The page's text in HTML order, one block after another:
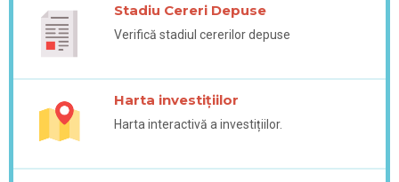
Stadiu Cereri Depuse
Verifică stadiul cererilor depuse
Harta investițiilor
Harta interactivă a investițiilor.